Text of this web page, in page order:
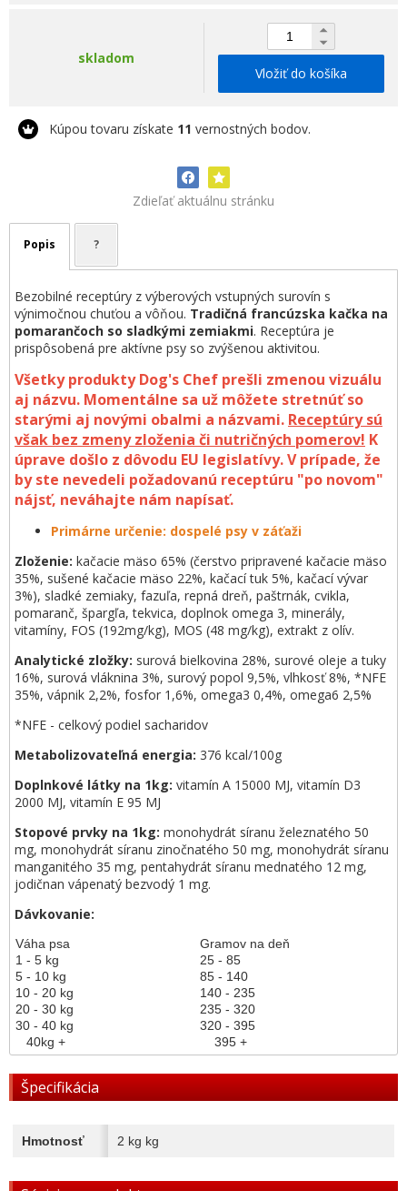
skladom
Vložiť do košíka
Kúpou tovaru získate 11 vernostných bodov.
Zdieľať aktuálnu stránku
Popis ?
Bezobilné receptúry z výberových vstupných surovín s
výnimočnou chuťou a vôňou. Tradičná francúzska kačka na
pomarančoch so sladkými zemiakmi. Receptúra je
prispôsobená pre aktívne psy so zvýšenou aktivitou.
Všetky produkty Dog's Chef prešli zmenou vizuálu
aj názvu. Momentálne sa už môžete stretnúť so
starými aj novými obalmi a názvami. Receptúry sú
však bez zmeny zloženia či nutričných pomerov! K
úprave došlo z dôvodu EU legislatívy. V prípade, že
by ste nevedeli požadovanú receptúru "po novom"
nájsť, neváhajte nám napísať.
Primárne určenie: dospelé psy v záťaži
Zloženie: kačacie mäso 65% (čerstvo pripravené kačacie mäso
35%, sušené kačacie mäso 22%, kačací tuk 5%, kačací vývar
3%), sladké zemiaky, fazuľa, repná dreň, paštrnák, cvikla,
pomaranč, špargľa, tekvica, doplnok omega 3, minerály,
vitamíny, FOS (192mg/kg), MOS (48 mg/kg), extrakt z olív.
Analytické zložky: surová bielkovina 28%, surové oleje a tuky
16%, surová vláknina 3%, surový popol 9,5%, vlhkosť 8%, *NFE
35%, vápnik 2,2%, fosfor 1,6%, omega3 0,4%, omega6 2,5%
*NFE - celkový podiel sacharidov
Metabolizovateľná energia: 376 kcal/100g
Doplnkové látky na 1kg: vitamín A 15000 MJ, vitamín D3
2000 MJ, vitamín E 95 MJ
Stopové prvky na 1kg: monohydrát síranu železnatého 50
mg, monohydrát síranu zinočnatého 50 mg, monohydrát síranu
manganitého 35 mg, pentahydrát síranu mednatého 12 mg,
jodičnan vápenatý bezvodý 1 mg.
Dávkovanie:
Váha psa
Gramov na deň
1 - 5 kg
25 - 85
5 - 10 kg
85 - 140
10 - 20 kg
140 - 235
20 - 30 kg
235 - 320
30 - 40 kg
320 - 395
40kg +
395 +
Špecifikácia
Hmotnosť 2 kg kg